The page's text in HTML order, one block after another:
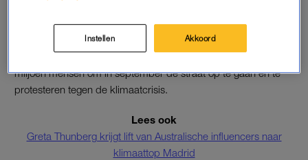
Strike for Climate. Sindsdien heeft ze metverschillende
Europese staatshoofden
gesproken, de paus én oud-
president Obama ontmoet. Bovendien motiveerde ze vier
miljoen mensen om in september de straat op te gaan en te
protesteren tegen de klimaatcrisis.
Lees ook
Greta Thunberg krijgt lift van Australische influencers naar
klimaattop Madrid
Instellen Akkoord